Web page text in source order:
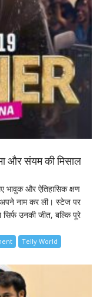
और संयम की मिसाल
भावुक और ऐतिहासिक क्षण
नाम कर ली। स्टेज पर
सिर्फ उनकी जीत, बल्कि पूरे
Telly World